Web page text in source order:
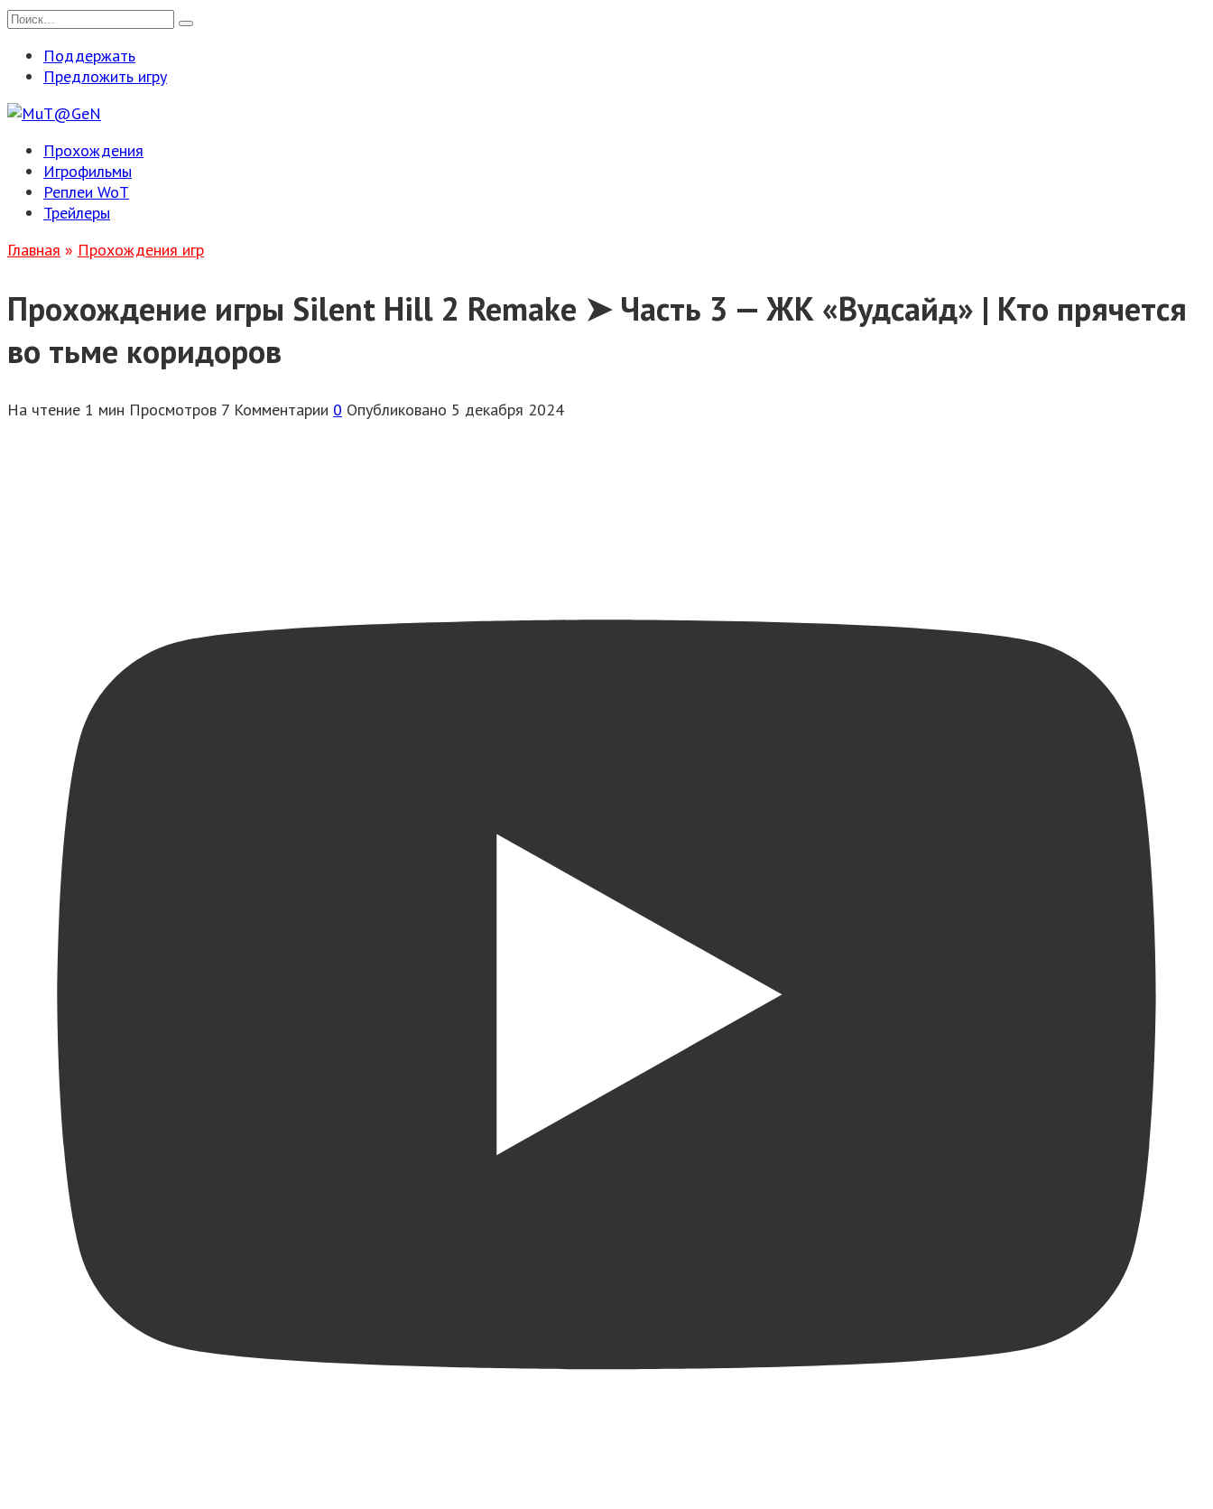
Перейти
содержанию
Search
Поддержать
Предложить игру
Прохождения
Игрофильмы
Реплеи WoT
Трейлеры
Главная » Прохождения игр
Прохождение игры Silent Hill 2 Remake ➤ Часть 3 — ЖК «Вудсайд» | Кто прячется
во тьме коридоров
На чтение 1 мин Просмотров 7 Комментарии 0 Опубликовано 5 декабря 2024